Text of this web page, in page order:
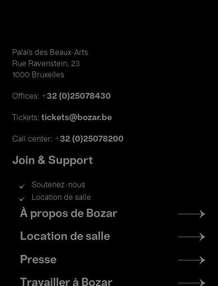
Palais des Beaux-Arts
Rue Ravenstein, 23
1000 Bruxelles
Offices: +32 (0)25078430
Tickets: tickets@bozar.be
Call center: +32 (0)25078200
Join & Support
Soutenez-nous
Location de salle
Footer
menu
À propos de Bozar
Location de salle
Presse
Travailler à Bozar